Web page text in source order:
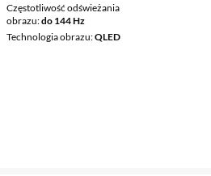
Częstotliwość odświeżania
obrazu do 144 Hz
Technologia obrazu QLED